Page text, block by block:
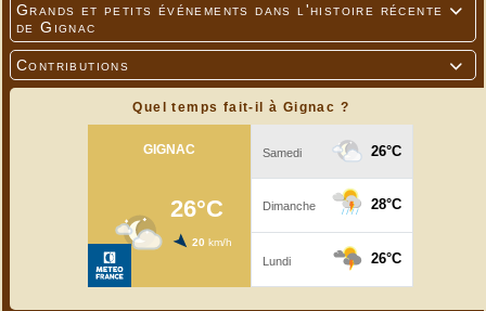

Grands et petits événements dans l'histoire récente
de Gignac

Contributions
Quel temps fait-il à Gignac ?